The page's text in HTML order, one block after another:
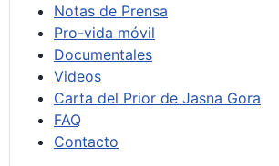
Notas de Prensa
Pro-vida móvil
Documentales
Videos
Carta del Prior de Jasna Gora
FAQ
Contacto